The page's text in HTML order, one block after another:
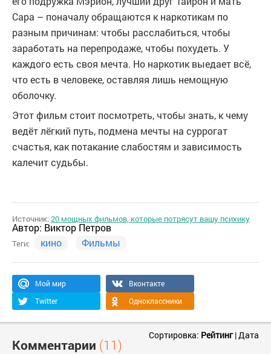
Сара – поначалу обращаются к наркотикам по
разным причинам: чтобы расслабиться, чтобы
заработать на перепродаже, чтобы похудеть. У
каждого есть своя мечта. Но наркотик выедает всё,
что есть в человеке, оставляя лишь немощную
оболочку.
Этот фильм стоит посмотреть, чтобы знать, к чему
ведёт лёгкий путь, подмена мечты на суррогат
счастья, как потакание слабостям и зависимость
калечит судьбы.
Источник:20 мощных фильмов, которые потрясут вашу психику
Автор: Виктор Петров
Теги: кино Фильмы
Мой мир
Вконтакте
Twitter
Одноклассники
Комментарии (11)
Сортировка: Рейтинг|Дата